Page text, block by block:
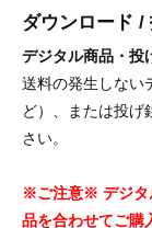
ダウンロード /
デジタル商品・投
送料の発生しない
ど）、または投げ
さい。
※ご注意※ デジタ
品を合わせてご購